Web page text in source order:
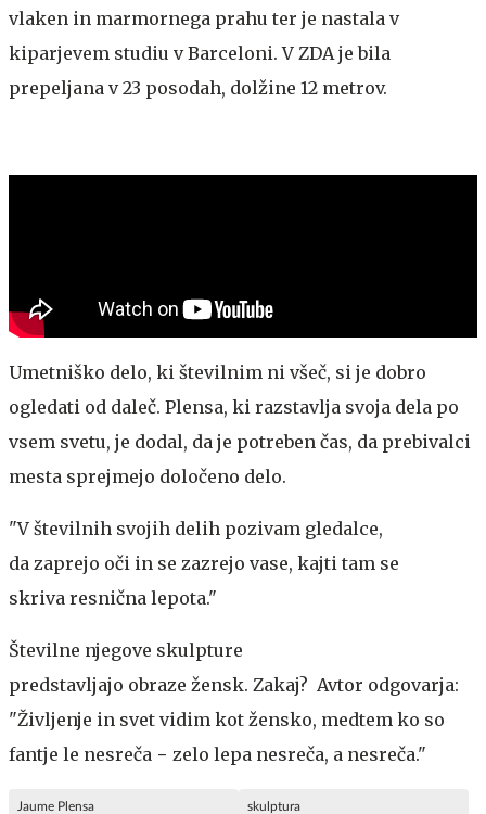
vlaken in marmornega prahu ter je nastala v
kiparjevem studiu v Barceloni. V ZDA je bila
prepeljana v 23 posodah, dolžine 12 metrov.
Umetniško delo, ki številnim ni všeč, si je dobro
ogledati od daleč. Plensa, ki razstavlja svoja dela po
vsem svetu, je dodal, da je potreben čas, da prebivalci
mesta sprejmejo določeno delo.
"V številnih svojih delih pozivam gledalce,
da zaprejo oči in se zazrejo vase, kajti tam se
skriva resnična lepota."
Številne njegove skulpture
predstavljajo obraze žensk. Zakaj? Avtor odgovarja:
"Življenje in svet vidim kot žensko, medtem ko so
fantje le nesreča − zelo lepa nesreča, a nesreča."
Jaume Plensa skulptura